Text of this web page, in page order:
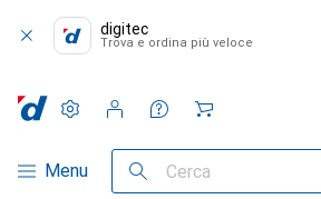
digitec
Trova e ordina più veloce
Categoria Navigazione
Menu Cerca
Impostazioni
Conto cliente
Liste di confronto
Liste dei desideri
Carrello